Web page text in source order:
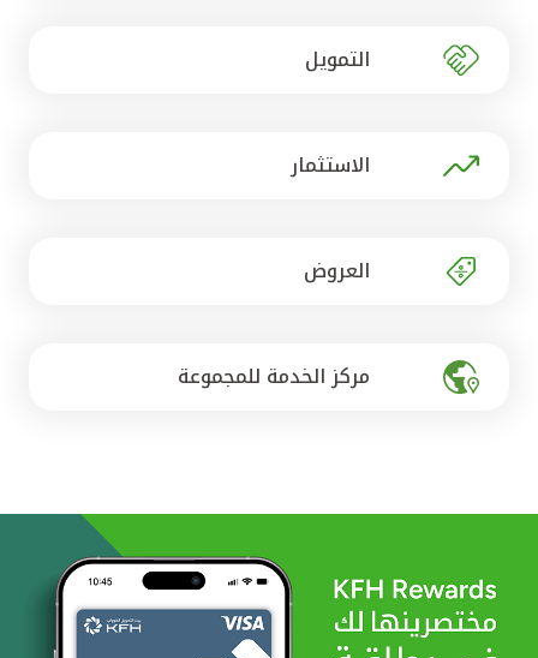
مصر
التمويل
الاستثمار
العروض
مركز الخدمة للمجموعة